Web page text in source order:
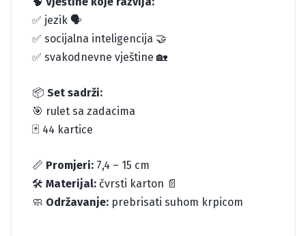
✅ jezik 🗣️
✅ socijalna inteligencija 🤝
✅ svakodnevne vještine 🏡
📦 Set sadrži:
🎯 rulet sa zadacima
🃏 44 kartice
📏 Promjeri: 7,4 – 15 cm
🛠️ Materijal: čvrsti karton 📄
🧼 Održavanje: prebrisati suhom krpicom